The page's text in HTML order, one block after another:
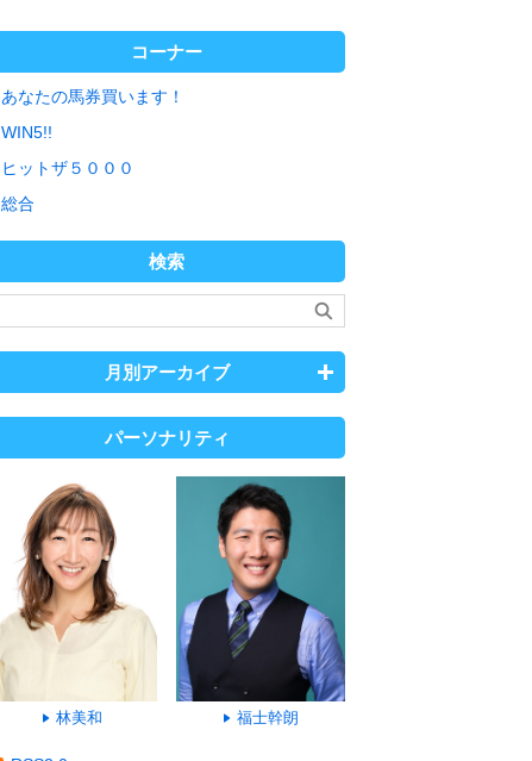
コーナー
あなたの馬券買います！
WIN5!!
ヒットザ５０００
総合
検索
月別アーカイブ
パーソナリティ
林美和 福士幹朗